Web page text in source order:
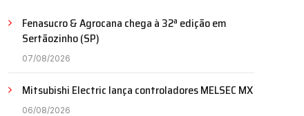
Fenasucro & Agrocana chega à 32ª edição em
Sertãozinho (SP)
07/08/2026
Mitsubishi Electric lança controladores MELSEC MX
06/08/2026